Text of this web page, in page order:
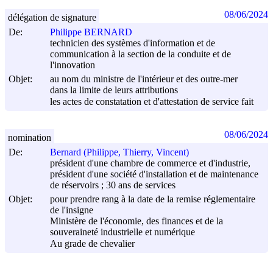
De:
Philippe BERNARD
technicien des systèmes d'information et de
communication à la section de la conduite et de
l'innovation
Objet:
au nom du ministre de l'intérieur et des outre-mer
dans la limite de leurs attributions
les actes de constatation et d'attestation de service fait
délégation de signature 08/06/2024
De:
Bernard (Philippe, Thierry, Vincent)
président d'une chambre de commerce et d'industrie,
président d'une société d'installation et de maintenance
de réservoirs ; 30 ans de services
Objet:
pour prendre rang à la date de la remise réglementaire
de l'insigne
Ministère de l'économie, des finances et de la
souveraineté industrielle et numérique
Au grade de chevalier
nomination 08/06/2024